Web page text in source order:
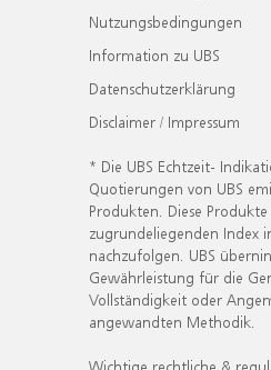
Nutzungsbedingungen
Information zu UBS
Datenschutzerklärung
Disclaimer / Impressum
* Die UBS Echtzeit-
Quotierungen von UBS
Produkten. Diese
zugrundeliegenden Index
nachzufolgen. UBS
Gewährleistung für die
Vollständigkeit oder
angewandten Methodik.